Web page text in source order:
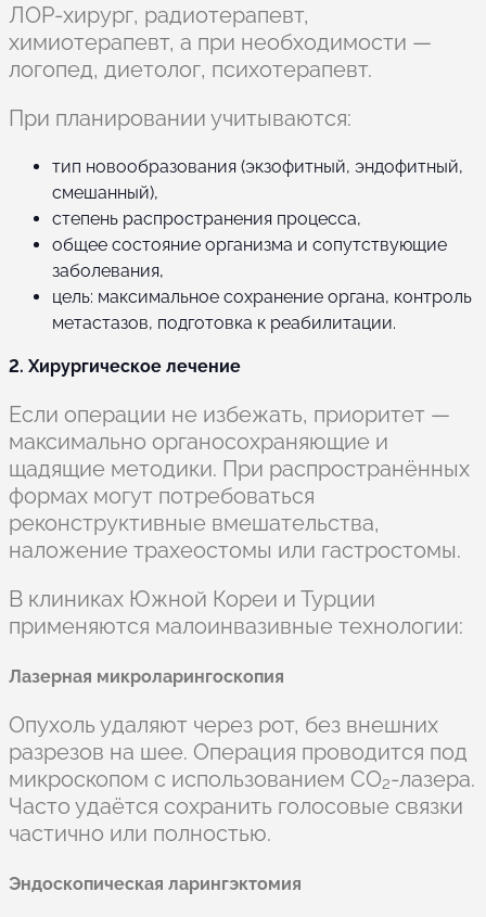
ЛОР-хирург, радиотерапевт,
химиотерапевт, а при необходимости —
логопед, диетолог, психотерапевт.
При планировании учитываются:
тип новообразования (экзофитный, эндофитный,
смешанный),
степень распространения процесса,
общее состояние организма и сопутствующие
заболевания,
цель: максимальное сохранение органа, контроль
метастазов, подготовка к реабилитации.
2. Хирургическое лечение
Если операции не избежать, приоритет —
максимально органосохраняющие и
щадящие методики. При распространённых
формах могут потребоваться
реконструктивные вмешательства,
наложение трахеостомы или гастростомы.
В клиниках Южной Кореи и Турции
применяются малоинвазивные технологии:
Лазерная микроларингоскопия
Опухоль удаляют через рот, без внешних
разрезов на шее. Операция проводится под
микроскопом с использованием CO₂-лазера.
Часто удаётся сохранить голосовые связки
частично или полностью.
Эндоскопическая ларингэктомия